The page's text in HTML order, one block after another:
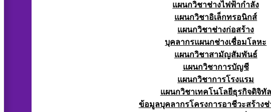
แผนกวิชาช่างไฟฟ้ากำลัง
แผนกวิชาอิเล็กทรอนิกส์
แผนกวิชาช่างก่อสร้าง
บุคลากรแผนกช่างเชื่อมโลหะ
แผนกวิชาสามัญสัมพันธ์
แผนกวิชาการบัญชี
แผนกวิชาการโรงแรม
แผนกวิชาเทคโนโลยีธุรกิจดิจิทัล
ข้อมูลบุคลากรโครงการอาชีวะสร้างช่